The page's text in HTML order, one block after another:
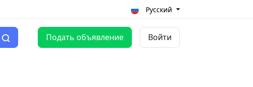
Русский
Подать объявление Войти